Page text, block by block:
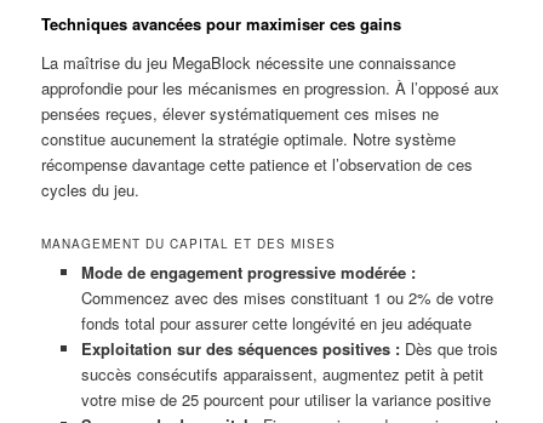
Techniques avancées pour maximiser ces gains
La maîtrise du jeu MegaBlock nécessite une connaissance
approfondie pour les mécanismes en progression. À l’opposé aux
pensées reçues, élever systématiquement ces mises ne
constitue aucunement la stratégie optimale. Notre système
récompense davantage cette patience et l’observation de ces
cycles du jeu.
MANAGEMENT DU CAPITAL ET DES MISES
Mode de engagement progressive modérée :
Commencez avec des mises constituant 1 ou 2% de votre
fonds total pour assurer cette longévité en jeu adéquate
Exploitation sur des séquences positives :Dès que trois
succès consécutifs apparaissent, augmentez petit à petit
votre mise de 25 pourcent pour utiliser la variance positive